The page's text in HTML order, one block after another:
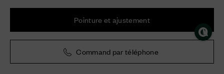
Pointure et ajustement
Command par téléphone